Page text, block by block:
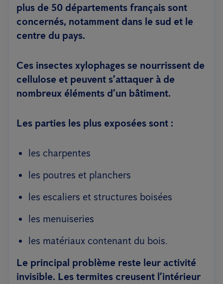
plus de 50 départements français sont
concernés, notamment dans le sud et le
centre du pays.
Ces insectes xylophages se nourrissent de
cellulose et peuvent s’attaquer à de
nombreux éléments d’un bâtiment.
Les parties les plus exposées sont :
les charpentes
les poutres et planchers
les escaliers et structures boisées
les menuiseries
les matériaux contenant du bois.
Le principal problème reste leur activité
invisible. Les termites creusent l’intérieur